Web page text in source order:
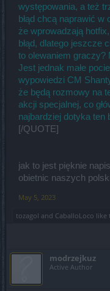
występowania, a też
błąd chcą naprawić w
że wprowadzają
błąd, dlatego jeszcze
to olewaniem graczy?
Jest jednak małe
wypowiedzi CM
że będą rozmowy na
akcji specjalnej, co
najbardziej dotyka ten
[/QUOTE]
jak to jest pięknie
obietnic naszych
May 5, 2023
tozagol and CaballoLoco like
modrzejkuz
Active Author